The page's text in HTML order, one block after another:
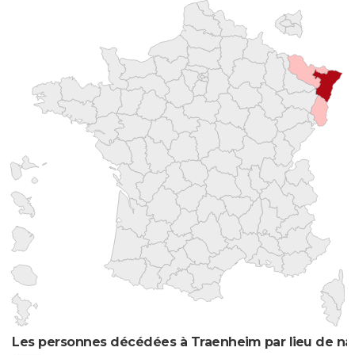
Les personnes décédées à Traenheim par lieu de